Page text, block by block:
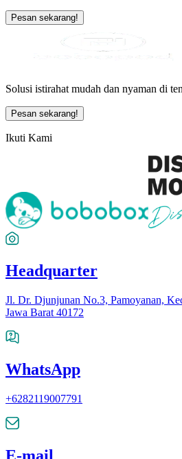
Pesan sekarang!
Solusi istirahat mudah dan nyaman di
Pesan sekarang!
Ikuti Kami
Headquarter
Jl. Dr. Djunjunan No.3, Pamoyanan,
Jawa Barat 40172
WhatsApp
+6282119007791